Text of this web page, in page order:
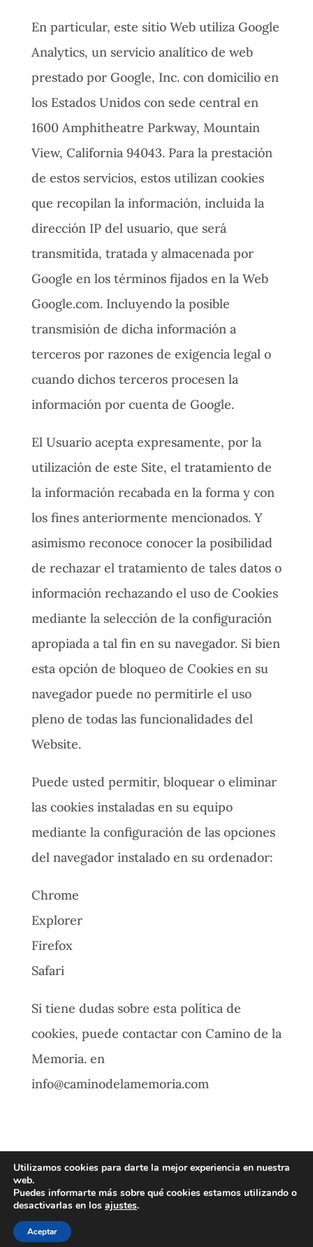
En particular, este sitio Web utiliza Google
Analytics, un servicio analítico de web
prestado por Google, Inc. con domicilio en
los Estados Unidos con sede central en
1600 Amphitheatre Parkway, Mountain
View, California 94043. Para la prestación
de estos servicios, estos utilizan cookies
que recopilan la información, incluida la
dirección IP del usuario, que será
transmitida, tratada y almacenada por
Google en los términos fijados en la Web
Google.com. Incluyendo la posible
transmisión de dicha información a
terceros por razones de exigencia legal o
cuando dichos terceros procesen la
información por cuenta de Google.
El Usuario acepta expresamente, por la
utilización de este Site, el tratamiento de
la información recabada en la forma y con
los fines anteriormente mencionados. Y
asimismo reconoce conocer la posibilidad
de rechazar el tratamiento de tales datos o
información rechazando el uso de Cookies
mediante la selección de la configuración
apropiada a tal fin en su navegador. Si bien
esta opción de bloqueo de Cookies en su
navegador puede no permitirle el uso
pleno de todas las funcionalidades del
Website.
Puede usted permitir, bloquear o eliminar
las cookies instaladas en su equipo
mediante la configuración de las opciones
del navegador instalado en su ordenador:
Chrome
Explorer
Firefox
Safari
Si tiene dudas sobre esta política de
cookies, puede contactar con Camino de la
Memoria. en
info@caminodelamemoria.com
Copyright 2018 Todos los derechos reservados
Utilizamos cookies para darte la mejor experiencia en nuestra
web.
Puedes informarte más sobre qué cookies estamos utilizando o
desactivarlas en los ajustes.
Aceptar